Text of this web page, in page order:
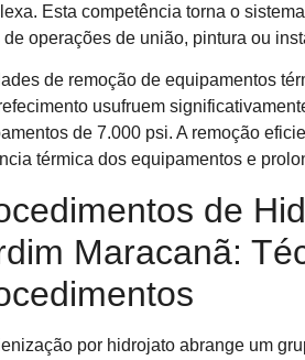
Esta competência torna o
de operações de união, pintura ou
de remoção de equipamentos
usufruem
de 7.000 psi. A remoção
térmica dos equipamentos e
de
Maracanã:
por hidrojato abrange um